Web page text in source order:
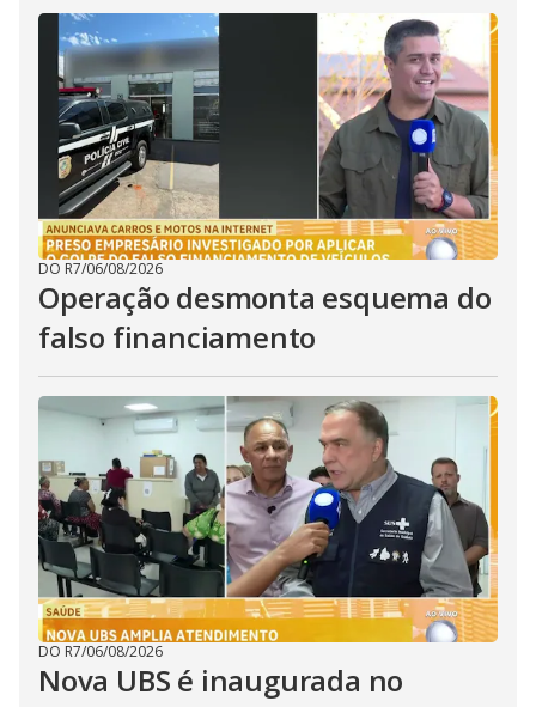
DO R7/06/08/2026
Operação desmonta esquema do
falso financiamento
DO R7/06/08/2026
Nova UBS é inaugurada no